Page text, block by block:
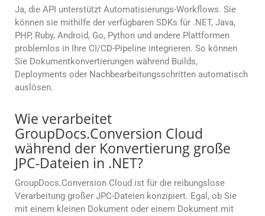
Ja, die API unterstützt Automatisierungs-Workflows. Sie
können sie mithilfe der verfügbaren SDKs für .NET, Java,
PHP, Ruby, Android, Go, Python und andere Plattformen
problemlos in Ihre CI/CD-Pipeline integrieren. So können
Sie Dokumentkonvertierungen während Builds,
Deployments oder Nachbearbeitungsschritten automatisch
auslösen.
Wie verarbeitet
GroupDocs.Conversion Cloud
während der Konvertierung große
JPC-Dateien in .NET?
GroupDocs.Conversion Cloud ist für die reibungslose
Verarbeitung großer JPC-Dateien konzipiert. Egal, ob Sie
mit einem kleinen Dokument oder einem Dokument mit